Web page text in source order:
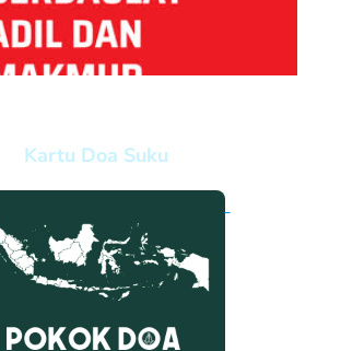
Kartu Doa Suku